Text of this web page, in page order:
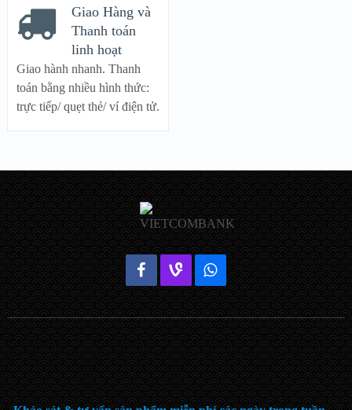
Giao Hàng và
Thanh toán
linh hoạt
Giao hành nhanh. Thanh
toán bằng nhiều hình thức:
trực tiếp/ quẹt thẻ/ ví điện tử.